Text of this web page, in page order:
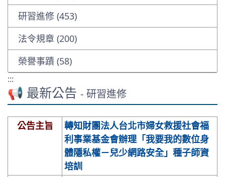
研習進修 (453)
法令規章 (200)
榮譽事蹟 (58)
:::
📢 最新公告 - 研習進修
公告主旨
轉知財團法人台北市婦女救援社會福
利事業基金會辦理「我要我的數位身
體隱私權－兒少網路安全」種子師資
培訓